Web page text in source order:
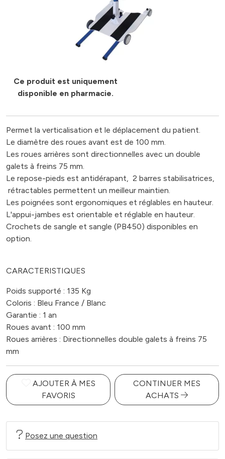
Ce produit est uniquement
disponible en pharmacie.
Permet la verticalisation et le déplacement du patient.
Le diamètre des roues avant est de 100 mm.
Les roues arrières sont directionnelles avec un double
galets à freins 75 mm.
Le repose-pieds est antidérapant, 2 barres stabilisatrices,
rétractables permettent un meilleur maintien.
Les poignées sont ergonomiques et réglables en hauteur.
L'appui-jambes est orientable et réglable en hauteur.
Crochets de sangle et sangle (PB450) disponibles en
option.
CARACTERISTIQUES
Poids supporté : 135 Kg
Coloris : Bleu France / Blanc
Garantie : 1 an
Roues avant : 100 mm
Roues arrières : Directionnelles double galets à freins 75
mm
AJOUTER À MES
FAVORIS
CONTINUER MES
ACHATS
Posez une question